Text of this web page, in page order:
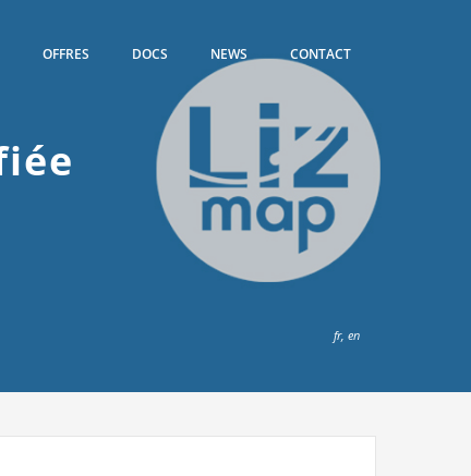
OFFRES DOCS NEWS CONTACT
fr, en